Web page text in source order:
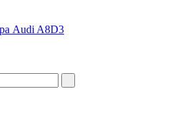
Audi A8D3